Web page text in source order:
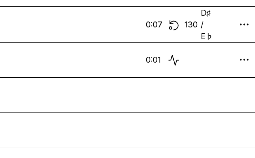
0:07 130
D♯
/
E♭
0:01